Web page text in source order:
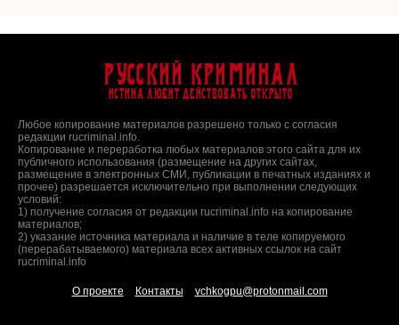
Русский Криминал
Истина любит действовать открыто
Любое копирование материалов разрешено только с согласия
редакции rucriminal.info.
Копирование и переработка любых материалов этого сайта для их
публичного использования (размещение на других сайтах,
размещение в электронных СМИ, публикации в печатных изданиях и
прочее) разрешается исключительно при выполнении следующих
условий:
1) получение согласия от редакции rucriminal.info на копирование
материалов;
2) указание источника материала и наличие в теле копируемого
(перерабатываемого) материала всех активных ссылок на сайт
rucriminal.info
О проекте Контакты vchkogpu@protonmail.com